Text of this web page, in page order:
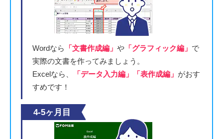
Wordなら 「文書作成編」 や 「グラフィック編」 で
実際の文書を作ってみましょう。
Excelなら、
「データ入力編」「表作成編」 がおす
すめです！
4-5ヶ月目